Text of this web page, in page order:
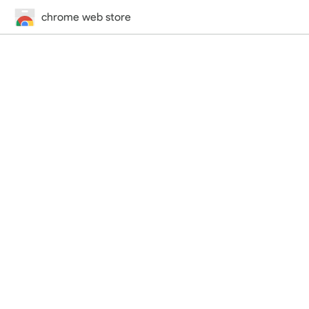
chrome web store